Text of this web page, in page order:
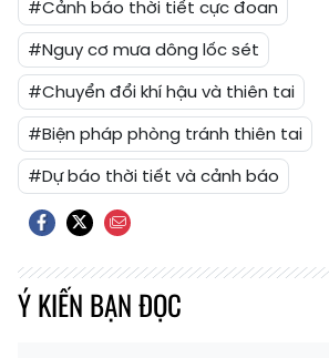
#Cảnh báo thời tiết cực đoan
#Nguy cơ mưa dông lốc sét
#Chuyển đổi khí hậu và thiên tai
#Biện pháp phòng tránh thiên tai
#Dự báo thời tiết và cảnh báo
Ý KIẾN BẠN ĐỌC